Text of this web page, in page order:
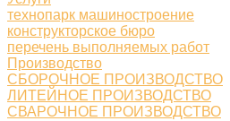
технопарк машиностроение
конструкторское бюро
перечень выполняемых работ
Производство
СБОРОЧНОЕ ПРОИЗВОДСТВО
ЛИТЕЙНОЕ ПРОИЗВОДСТВО
СВАРОЧНОЕ ПРОИЗВОДСТВО